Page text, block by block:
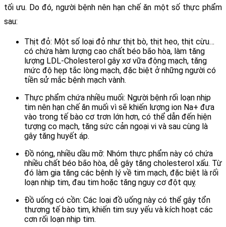
tối ưu. Do đó, người bệnh nên hạn chế ăn một số thực phẩm
sau:
Thịt đỏ: Một số loại đỏ như thịt bò, thịt heo, thịt cừu…
có chứa hàm lượng cao chất béo bão hòa, làm tăng
lượng LDL-Cholesterol gây xơ vữa động mạch, tăng
mức độ hẹp tắc lòng mạch, đặc biệt ở những người có
tiền sử mắc bệnh mạch vành.
Thực phẩm chứa nhiều muối: Người bệnh rối loạn nhịp
tim nên hạn chế ăn muối vì sẽ khiến lượng ion Na+ đưa
vào trong tế bào cơ trơn lớn hơn, có thể dẫn đến hiện
tượng co mạch, tăng sức cản ngoại vi và sau cùng là
gây tăng huyết áp.
Đồ nóng, nhiều dầu mỡ: Nhóm thực phẩm này có chứa
nhiều chất béo bão hòa, dễ gây tăng cholesterol xấu. Từ
đó làm gia tăng các bệnh lý về tim mạch, đặc biệt là rối
loạn nhịp tim, đau tim hoặc tăng nguy cơ đột quỵ.
Đồ uống có cồn: Các loại đồ uống này có thể gây tổn
thương tế bào tim, khiến tim suy yếu và kích hoạt các
cơn rối loạn nhịp tim.